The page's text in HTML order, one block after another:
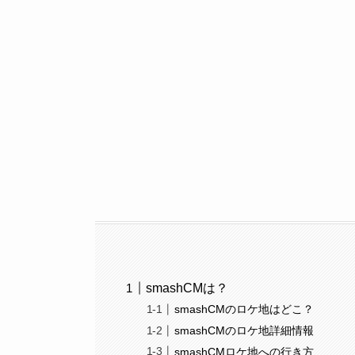
smashCMは？
smashCMのロケ地はどこ？
smashCMのロケ地詳細情報
smashCMロケ地への行き方